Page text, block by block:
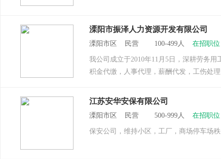
溧阳市振泽人力资源开发有限公司
溧阳市区 民营 100-499人 在招职
我公司成立于2010年11月5日，深耕劳务
积金代缴，人事代理，薪酬代发，工伤处理
江苏安华安保有限公司
溧阳市区 民营 500-999人 在招职
保安公司，维持小区，工厂，商场停车场